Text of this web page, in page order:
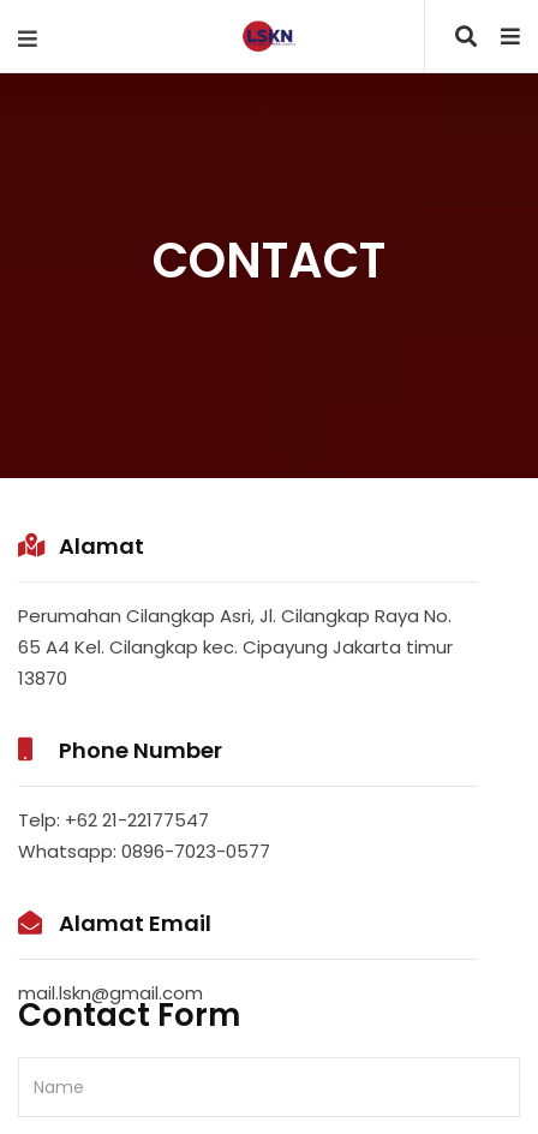
CONTACT
Alamat
Perumahan Cilangkap Asri, Jl. Cilangkap Raya No.
65 A4 Kel. Cilangkap kec. Cipayung Jakarta timur
13870
Phone Number
Telp: +62 21-22177547
Whatsapp: 0896-7023-0577
Alamat Email
mail.lskn@gmail.com
Contact Form